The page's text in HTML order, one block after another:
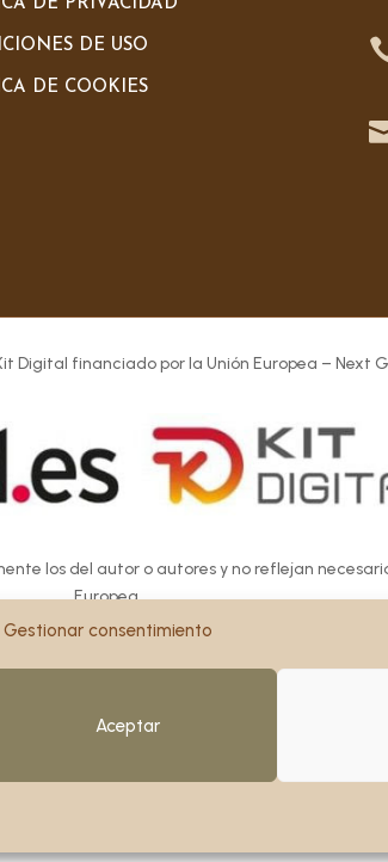
Gestionar consentimiento
Aceptar
DE PRIVACIDAD
DE USO
DE COOKIES
Digital financiado por la Unión Europea – Next
los del autor o autores y no reflejan
Europea.
pueden ser consideradas responsables de